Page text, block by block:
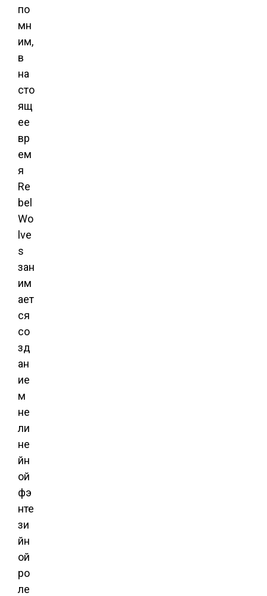
по
мн
им,
в
на
сто
ящ
ее
вр
ем
я
Re
bel
Wo
lve
s
зан
им
ает
ся
со
зд
ан
ие
м
не
ли
не
йн
ой
фэ
нте
зи
йн
ой
ро
ле